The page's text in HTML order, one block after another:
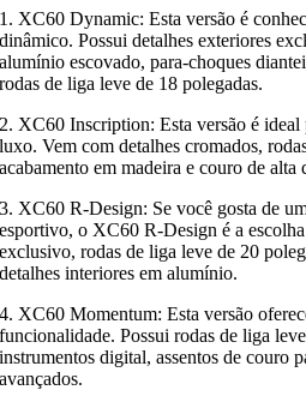
1. XC60 Dynamic: Esta versão é
dinâmico. Possui detalhes exteriores
alumínio escovado, para-choques
rodas de liga leve de 18 polegadas.
2. XC60 Inscription: Esta versão é ideal
luxo. Vem com detalhes cromados,
acabamento em madeira e couro de alta
3. XC60 R-Design: Se você gosta de
esportivo, o XC60 R-Design é a
exclusivo, rodas de liga leve de 20
detalhes interiores em alumínio.
4. XC60 Momentum: Esta versão
funcionalidade. Possui rodas de liga
instrumentos digital, assentos de couro
avançados.